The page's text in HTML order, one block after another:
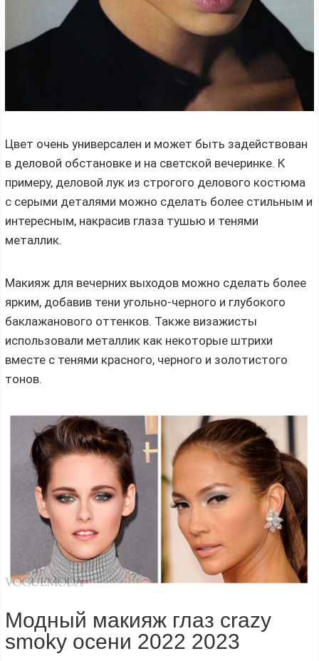
Цвет очень универсален и может быть задействован
в деловой обстановке и на светской вечеринке. К
примеру, деловой лук из строгого делового костюма
с серыми деталями можно сделать более стильным и
интересным, накрасив глаза тушью и тенями
металлик.
Макияж для вечерних выходов можно сделать более
ярким, добавив тени угольно-черного и глубокого
баклажанового оттенков. Также визажисты
использовали металлик как некоторые штрихи
вместе с тенями красного, черного и золотистого
тонов.
Модный макияж глаз crazy
smoky осени 2022 2023